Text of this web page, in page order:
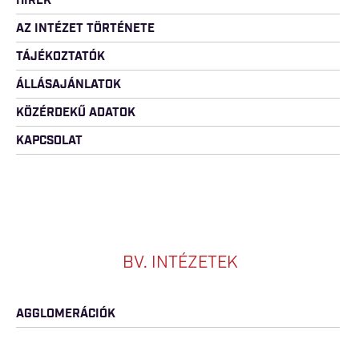
AZ INTÉZET TÖRTÉNETE
TÁJÉKOZTATÓK
ÁLLÁSAJÁNLATOK
KÖZÉRDEKŰ ADATOK
KAPCSOLAT
BV. INTÉZETEK
AGGLOMERÁCIÓK